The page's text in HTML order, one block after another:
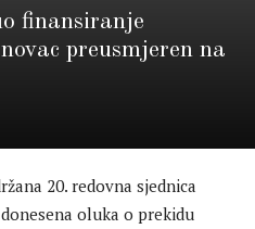
finansiranje
preusmjeren na
20. redovna sjednica
oluka o prekidu